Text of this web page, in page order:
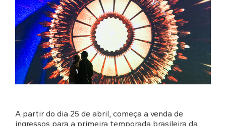
A partir do dia 25 de abril, começa a venda de
ingressos para a primeira temporada brasileira da